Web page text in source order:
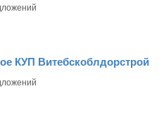
КУП Витебскоблдорстрой